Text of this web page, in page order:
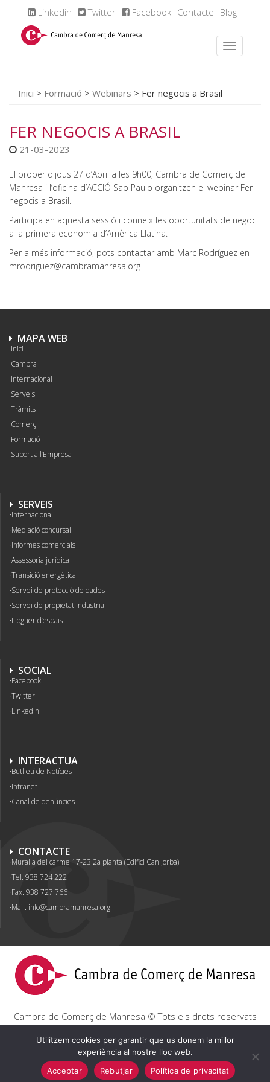
Linkedin Twitter Facebook Contacte Blog
Inici > Formació > Webinars > Fer negocis a Brasil
FER NEGOCIS A BRASIL
21-03-2023
El proper dijous 27 d’Abril a les 9h00, Cambra de Comerç de
Manresa i l’oficina d’ACCIÓ Sao Paulo organitzen el webinar Fer
negocis a Brasil.
Participa en aquesta sessió i conneix les oportunitats de negoci
a la primera economia d’Amèrica Llatina.
Per a més informació, pots contactar amb Marc Rodríguez en
mrodriguez@cambramanresa.org
MAPA WEB
Inici
Cambra
Internacional
Serveis
Tràmits
Comerç
Formació
Suport a l’Empresa
SERVEIS
Internacional
Mediació concursal
Informes comercials
Assessoria jurídica
Transició energètica
Servei de protecció de dades
Servei de propietat industrial
Lloguer d’espais
SOCIAL
Facebook
Twitter
Linkedin
INTERACTUA
Butlletí de Notícies
Intranet
Canal de denúncies
CONTACTE
Muralla del carme 17-23 2a planta (Edifici Can Jorba)
Tel. 938 724 222
Fax. 938 727 766
Mail. info@cambramanresa.org
Cambra de Comerç de Manresa © Tots els drets reservats
Avís Legal Política de privacitat Política de cookies
Utilitzem cookies per garantir que us donem la millor
experiència al nostre lloc web.
Acceptar
Rebutjar Política de privacitat